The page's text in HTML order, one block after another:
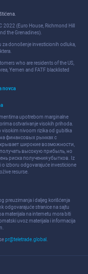
2022 (Euro House, Richmond Hill
the Grenadines).
za donošenje investicionih odluka,
who are residents of the US,
Yemen and FATF blacklisted
novca
upotrebom marginalne
ostvarivanje visokih prihoda.
visokim nivoom rizika od gubitka
финанcовых рынках c
широкие возможноcти,
выcокую прибыль, но
риcка получения убытков. Iz
o izboru odgovarajuće investicione
resurse.
preuzimanja i daljeg korišćenja
odgovarajuće stranice na sajtu
materijala na internetu mora biti
uvoz materijala i informacija
pr@teletrade.global